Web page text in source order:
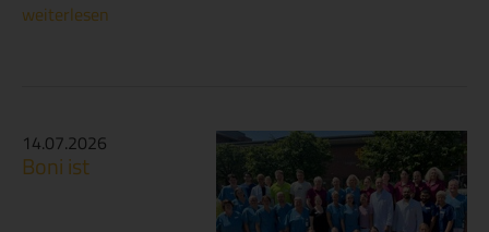
weiterlesen
14.07.2026
Boni ist